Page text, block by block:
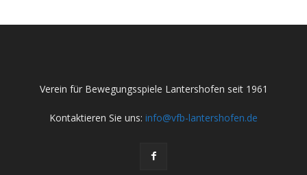
Verein für Bewegungsspiele Lantershofen seit 1961
Kontaktieren Sie uns: info@vfb-lantershofen.de